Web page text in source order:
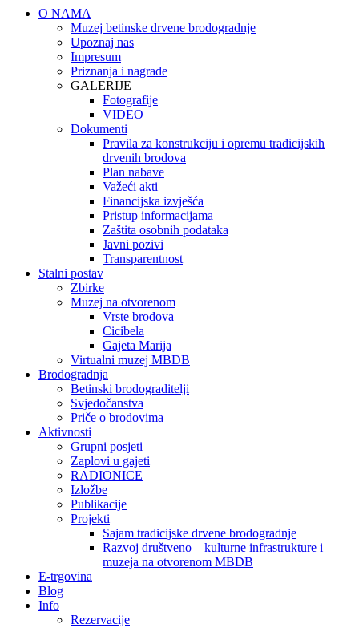
O NAMA
Muzej betinske drvene brodogradnje
Upoznaj nas
Impresum
Priznanja i nagrade
GALERIJE
Fotografije
VIDEO
Dokumenti
Pravila za konstrukciju i opremu tradicijskih
drvenih brodova
Plan nabave
Važeći akti
Financijska izvješća
Pristup informacijama
Zaštita osobnih podataka
Javni pozivi
Transparentnost
Stalni postav
Zbirke
Muzej na otvorenom
Vrste brodova
Cicibela
Gajeta Marija
Virtualni muzej MBDB
Brodogradnja
Betinski brodograditelji
Svjedočanstva
Priče o brodovima
Aktivnosti
Grupni posjeti
Zaplovi u gajeti
RADIONICE
Izložbe
Publikacije
Projekti
Sajam tradicijske drvene brodogradnje
Razvoj društveno – kulturne infrastrukture i
muzeja na otvorenom MBDB
E-trgovina
Blog
Info
Rezervacije